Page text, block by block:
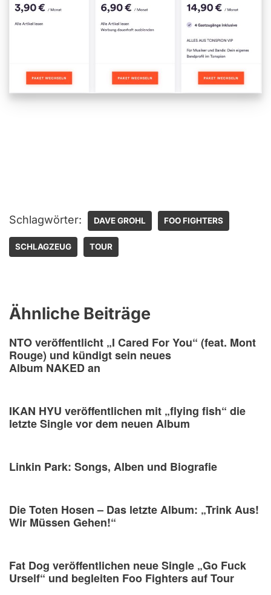
Schlagwörter: DAVE GROHL FOO FIGHTERS
SCHLAGZEUG TOUR
Ähnliche Beiträge
NTO veröffentlicht „I Cared For You“ (feat. Mont
Rouge) und kündigt sein neues
Album NAKED an
IKAN HYU veröffentlichen mit „flying fish“ die
letzte Single vor dem neuen Album
Linkin Park: Songs, Alben und Biografie
Die Toten Hosen – Das letzte Album: „Trink Aus!
Wir Müssen Gehen!“
Fat Dog veröffentlichen neue Single „Go Fuck
Urself“ und begleiten Foo Fighters auf Tour